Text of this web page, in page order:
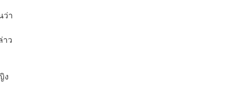
ว่า
ว
ง